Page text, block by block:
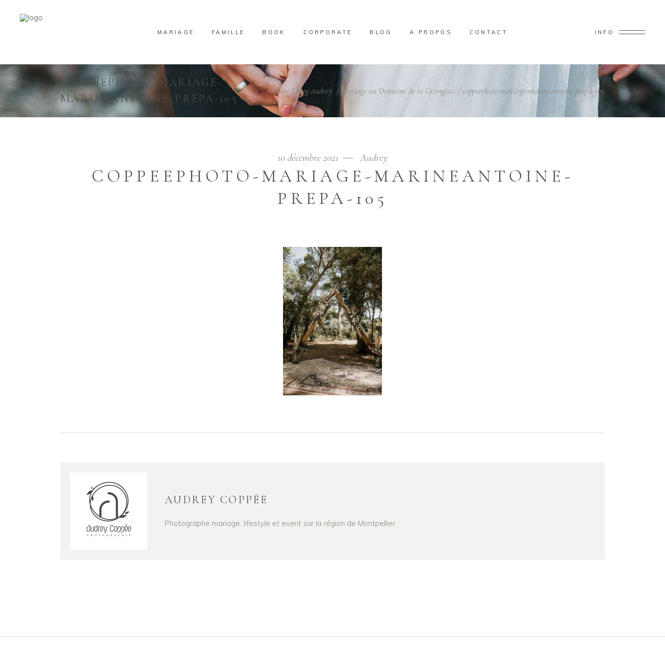
MARIAGE FAMILLE BOOK CORPORATE BLOG A PROPOS CONTACT INFO
COPPEEPHOTO-MARIAGE-
MARINEANTOINE-PREPA-105
Home/blog audrey /Mariage au Domaine de la Grangette/coppeephoto-mariage-marineantoine-prepa-105
10 décembre 2021 Audrey
COPPEEPHOTO-MARIAGE-MARINEANTOINE-
PREPA-105
AUDREY COPPÉE
Photographe mariage, lifestyle et event sur la région de Montpellier